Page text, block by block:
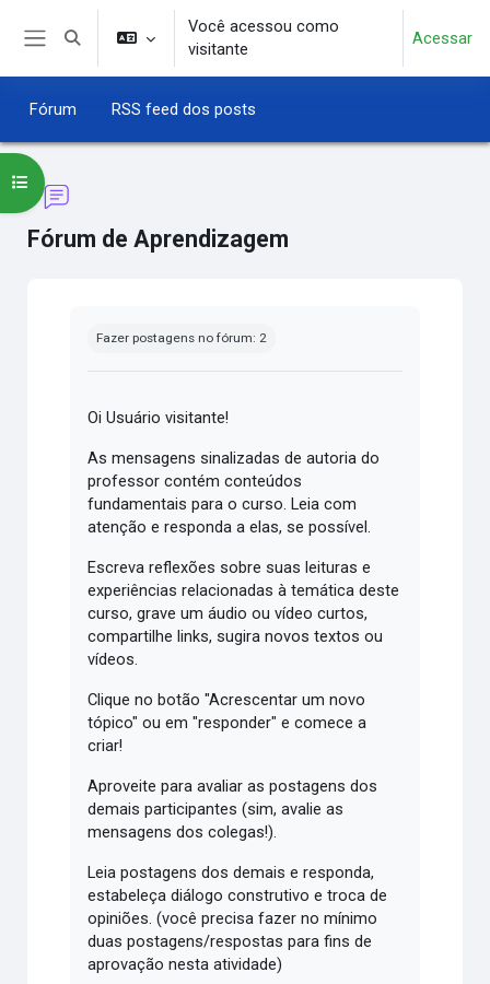
Ir para o conteúdo principal
Alternar entrada de pesquisa
Você acessou como
visitante
Acessar
Fórum RSS feed dos posts
Fórum de Aprendizagem
Abrir índice do curso
Fazer postagens no fórum: 2
Oi Usuário visitante!
As mensagens sinalizadas de autoria do
professor contém conteúdos
fundamentais para o curso. Leia com
atenção e responda a elas, se possível.
Escreva reflexões sobre suas leituras e
experiências relacionadas à temática deste
curso, grave um áudio ou vídeo curtos,
compartilhe links, sugira novos textos ou
vídeos.
Clique no botão "Acrescentar um novo
tópico" ou em "responder" e comece a
criar!
Aproveite para avaliar as postagens dos
demais participantes (sim, avalie as
mensagens dos colegas!).
Leia postagens dos demais e responda,
estabeleça diálogo construtivo e troca de
opiniões. (você precisa fazer no mínimo
duas postagens/respostas para fins de
aprovação nesta atividade)